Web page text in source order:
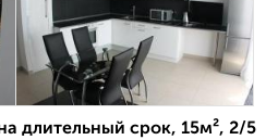
длительный срок, 15м², 2/5